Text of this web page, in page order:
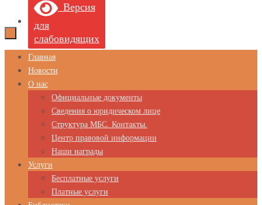
Версия
для
слабовидящих
Перейти
содержимому
Главная
Новости
О нас
Официальные документы
Сведения о юридическом лице
Структура МБС. Контакты.
Центр правовой информации
Наши награды
Услуги
Бесплатные услуги
Платные услуги